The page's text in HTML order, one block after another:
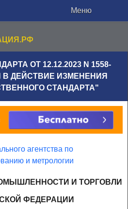
Меню
ОТ 12.12.2023 N 1558-
В ДЕЙСТВИЕ ИЗМЕНЕНИЯ
СТАНДАРТА"
агентства по
и метрологии
И ТОРГОВЛИ
ФЕДЕРАЦИИ